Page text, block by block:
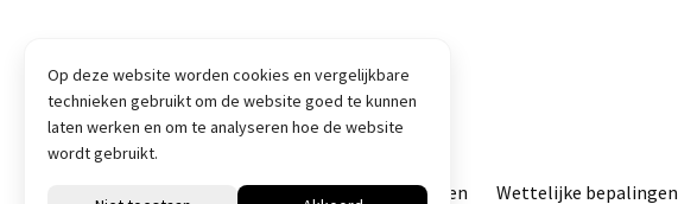
© Intratone 2026Algemene voorwaarden Wettelijke bepalingen
Op deze website worden cookies en vergelijkbare
technieken gebruikt om de website goed te kunnen
laten werken en om te analyseren hoe de website
wordt gebruikt.